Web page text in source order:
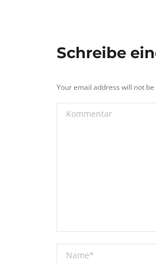
Schreibe
Your email address will not
Kommentar
Name *